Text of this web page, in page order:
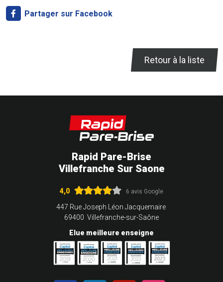
Partager sur Facebook
Retour à la liste
Rapid Pare-Brise
Villefranche Sur Saone
4,0 6 avis Google
447 Rue Joseph Léon Jacquemaire
69400 Villefranche-sur-Saône
Elue meilleure enseigne